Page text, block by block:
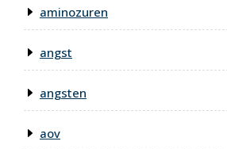
aminozuren
angst
angsten
aov